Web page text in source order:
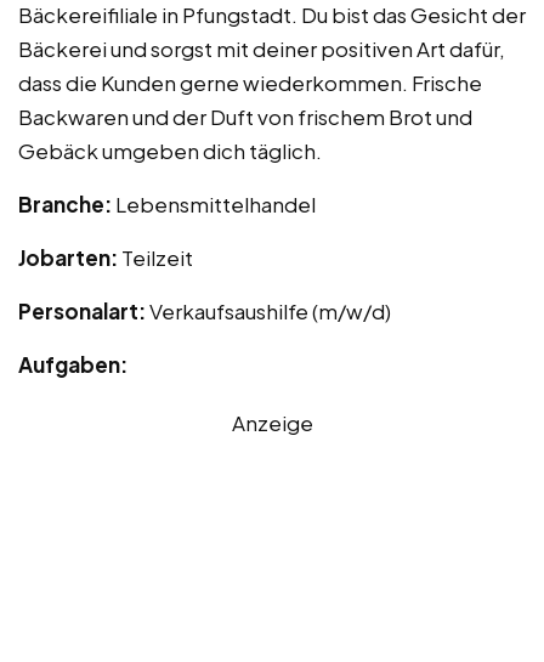
Bäckereifiliale in Pfungstadt. Du bist das Gesicht der
Bäckerei und sorgst mit deiner positiven Art dafür,
dass die Kunden gerne wiederkommen. Frische
Backwaren und der Duft von frischem Brot und
Gebäck umgeben dich täglich.
Branche: Lebensmittelhandel
Jobarten: Teilzeit
Personalart:Verkaufsaushilfe (m/w/d)
Aufgaben:
Anzeige